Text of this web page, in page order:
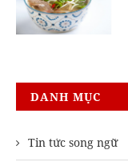
DANH MỤC
Tin tức song ngữ